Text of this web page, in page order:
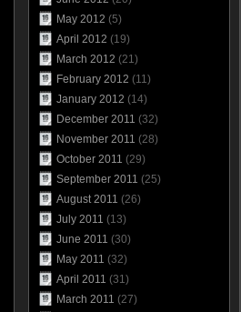
May 2012 (5)
April 2012 (19)
March 2012 (21)
February 2012 (11)
January 2012 (14)
December 2011 (32)
November 2011 (28)
October 2011 (29)
September 2011 (25)
August 2011 (26)
July 2011 (13)
June 2011 (30)
May 2011 (32)
April 2011 (31)
March 2011 (27)